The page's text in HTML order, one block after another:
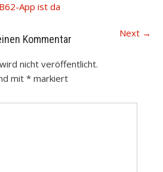
App ist da
Next →
Kommentar
nicht veröffentlicht.
mit * markiert